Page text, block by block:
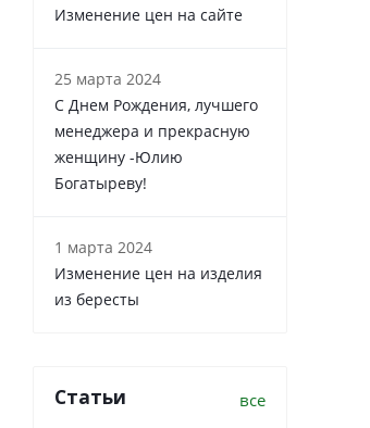
Изменение цен на сайте
25 марта 2024
С Днем Рождения, лучшего
менеджера и прекрасную
женщину -Юлию
Богатыреву!
1 марта 2024
Изменение цен на изделия
из бересты
Статьи все